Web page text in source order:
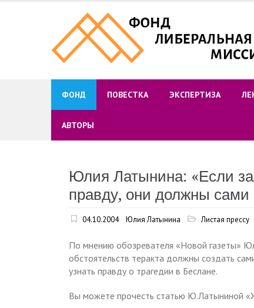
ФОНД ПОВЕСТКА ЭКСПЕРТИЗА
АВТОРЫ
Юлия Латынина: «Если
правду, они должны сами
04.10.2004 Юлия Латынина Листая прессу
По мнению обозревателя «Новой газеты»
обстоятельств теракта должны создать
узнать правду о трагедии в Беслане.
Вы можете прочесть статью Ю.Латыниной